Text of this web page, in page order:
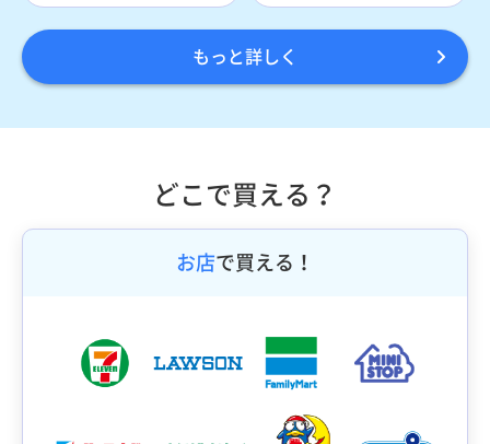
もっと詳しく
どこで買える？
お店で買える！